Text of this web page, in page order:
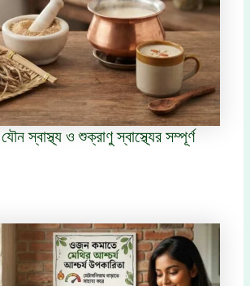
স্বাস্থ্য ও শুক্রাণু স্বাস্থ্যের সম্পূর্ণ